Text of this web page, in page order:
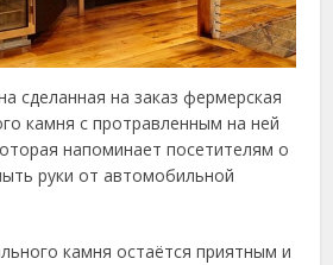
сделанная на заказ фермерская
камня с протравленным на ней
напоминает посетителям о
руки от автомобильной
камня остаётся приятным и